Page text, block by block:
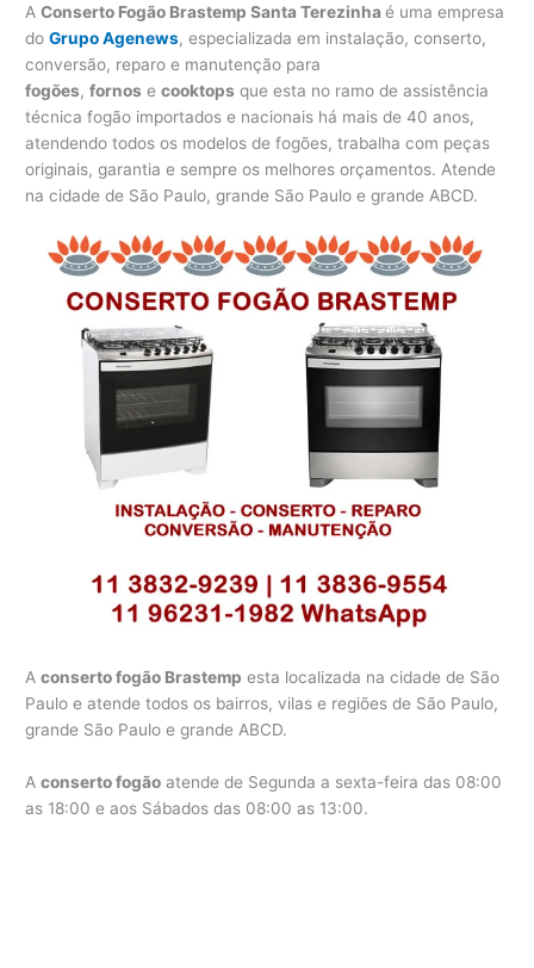
AConserto Fogão Brastemp Santa Terezinhaé uma empresa
doGrupo Agenews, especializada em instalação, conserto,
conversão, reparo e manutenção para
fogões,fornos ecooktops que esta no ramo de assistência
técnica fogão importados e nacionais há mais de 40 anos,
atendendo todos os modelos de fogões, trabalha com peças
originais, garantia e sempre os melhores orçamentos. Atende
na cidade de São Paulo, grande São Paulo e grande ABCD.
Aconserto fogão Brastemp esta localizada na cidade de São
Paulo e atende todos os bairros, vilas e regiões de São Paulo,
grande São Paulo e grande ABCD.
Aconserto fogão atende de Segunda a sexta-feira das 08:00
as 18:00 e aos Sábados das 08:00 as 13:00.